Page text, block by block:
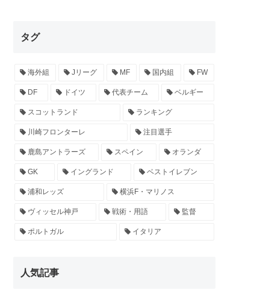
タグ
海外組 Jリーグ MF 国内組 FW
DF ドイツ 代表チーム ベルギー
スコットランド ランキング
川崎フロンターレ 注目選手
鹿島アントラーズ スペイン オランダ
GK イングランド ベストイレブン
浦和レッズ 横浜F・マリノス
ヴィッセル神戸 戦術・用語 監督
ポルトガル イタリア
人気記事